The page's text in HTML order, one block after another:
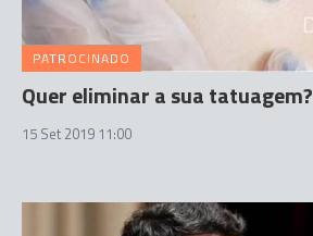
PATROCINADO
Quer eliminar a sua tatuagem?
15 Set 2019 11:00